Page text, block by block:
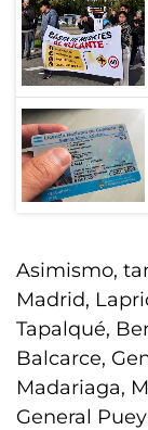
Asimismo,
Madrid,
Tapalqué,
Balcarce,
Madariaga,
General